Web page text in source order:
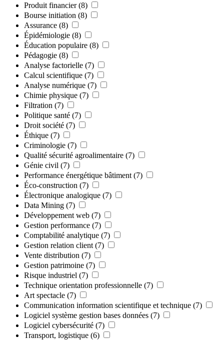
Produit financier (8)
Bourse initiation (8)
Assurance (8)
Épidémiologie (8)
Éducation populaire (8)
Pédagogie (8)
Analyse factorielle (7)
Calcul scientifique (7)
Analyse numérique (7)
Chimie physique (7)
Filtration (7)
Politique santé (7)
Droit société (7)
Éthique (7)
Criminologie (7)
Qualité sécurité agroalimentaire (7)
Génie civil (7)
Performance énergétique bâtiment (7)
Éco-construction (7)
Électronique analogique (7)
Data Mining (7)
Développement web (7)
Gestion performance (7)
Comptabilité analytique (7)
Gestion relation client (7)
Vente distribution (7)
Gestion patrimoine (7)
Risque industriel (7)
Technique orientation professionnelle (7)
Art spectacle (7)
Communication information scientifique et technique (7)
Logiciel système gestion bases données (7)
Logiciel cybersécurité (7)
Transport, logistique (6)